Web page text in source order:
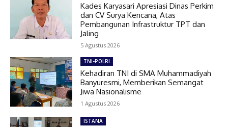
Kades Karyasari Apresiasi Dinas Perkim
dan CV Surya Kencana, Atas
Pembangunan Infrastruktur TPT dan
Jaling
5 Agustus 2026
TNI-POLRI
Kehadiran TNI di SMA Muhammadiyah
Banyuresmi, Memberikan Semangat
Jiwa Nasionalisme
1 Agustus 2026
ISTANA